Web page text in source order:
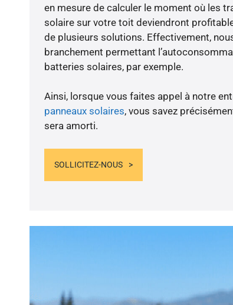
en mesure de calculer le moment où les
solaire sur votre toit deviendront
de plusieurs solutions. Effectivement,
branchement permettant
batteries solaires, par exemple.
Ainsi, lorsque vous faites appel à notre
panneaux solaires, vous savez
sera amorti.
SOLLICITEZ-NOUS